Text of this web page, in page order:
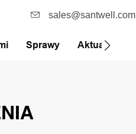
sales@santwell.com
Sprawy Aktualności